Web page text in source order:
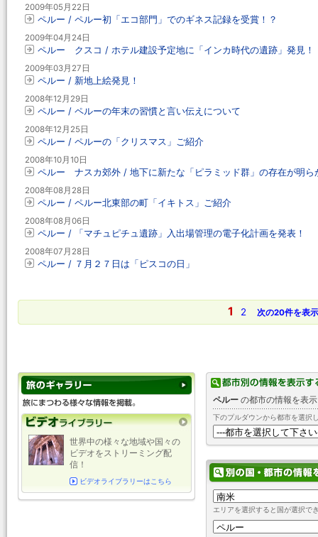
2009年05月22日
ペルー / ペルー初「エコ部門」でのギネス記録を受賞！？
2009年04月24日
ペルー クスコ / ホテル建設予定地に「インカ時代の遺跡」発見！
2009年03月27日
ペルー / 新地上絵発見！
2008年12月29日
ペルー / ペルーの年末の習慣と言い伝えについて
2008年12月25日
ペルー / ペルーの「クリスマス」ご紹介
2008年10月10日
ペルー ナスカ郊外 / 地下に新たな「ピラミッド群」の存在が明ら
2008年08月28日
ペルー / ペルー北東部の町「イキトス」ご紹介
2008年08月06日
ペルー / 「マチュピチュ遺跡」入出場管理の電子化計画を発表！
2008年07月28日
ペルー / ７月２７日は「ピスコの日」
1 2 次の20件を表示
ペルー の都市の情報を表
下のプルダウンから都市を選択
エリアを選択すると国が選択で
世界中の様々な地域や国々の
ビデオをストリーミング配
信！
ビデオライブラリーはこちら